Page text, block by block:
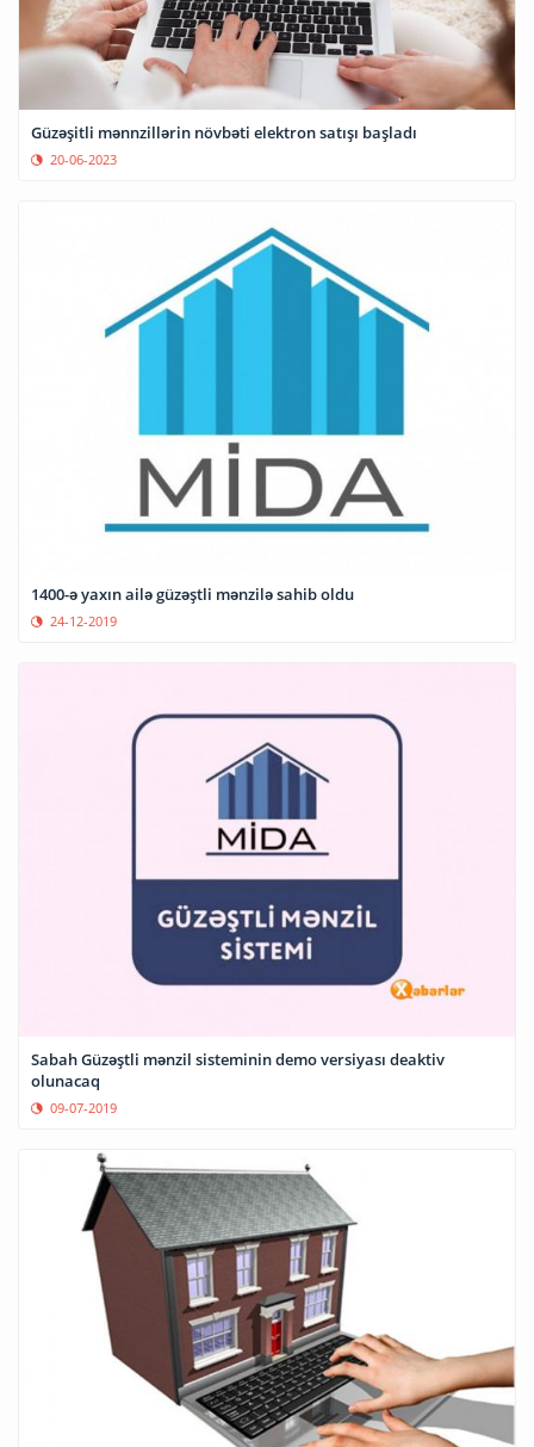
Güzəşitli mənnzillərin növbəti elektron satışı başladı
20-06-2023
1400-ə yaxın ailə güzəştli mənzilə sahib oldu
24-12-2019
Sabah Güzəştli mənzil sisteminin demo versiyası deaktiv
olunacaq
09-07-2019